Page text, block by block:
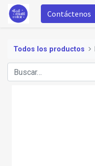
Contáctenos
Todos los productos